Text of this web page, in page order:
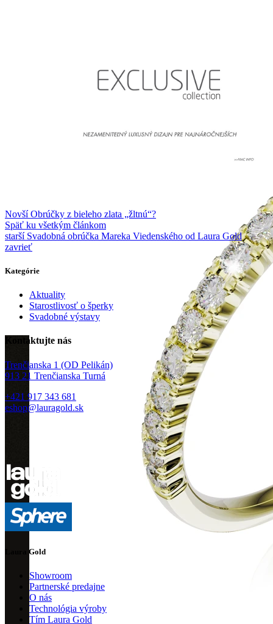
Novší Obrúčky z bieleho zlata „žltnú“?
Späť ku všetkým článkom
starší Svadobná obrúčka Mareka Viedenského od Laura Gold
zavrieť
Kategórie
Aktuality
Starostlivosť o šperky
Svadobné výstavy
Kontaktujte nás
Trenčianska 1 (OD Pelikán)
913 21 Trenčianska Turná
+421 917 343 681
eshop@lauragold.sk
Laura Gold
Showroom
Partnerské predajne
O nás
Technológia výroby
Tím Laura Gold